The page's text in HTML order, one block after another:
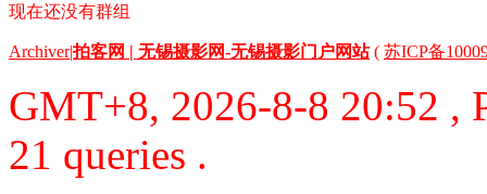
现在还没有群组
Archiver|拍客网 | 无锡摄影网-无锡摄影门户网站( 苏ICP备
GMT+8, 2026-8-8 20:52 ,
21 queries .